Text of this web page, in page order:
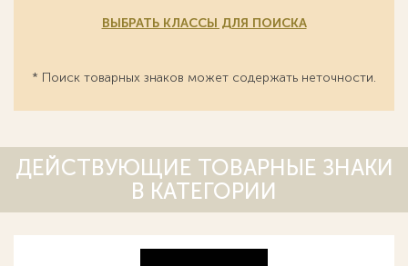
ВЫБРАТЬ КЛАССЫ ДЛЯ ПОИСКА
* Поиск товарных знаков может содержать неточности.
ДЕЙСТВУЮЩИЕ ТОВАРНЫЕ ЗНАКИ
В КАТЕГОРИИ